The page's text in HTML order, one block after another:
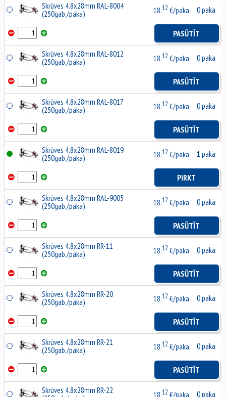
Skrūves 4.8x28mm RAL-8004
(250gab./paka)
18.12€/paka 0 paka
PASŪTĪT
Skrūves 4.8x28mm RAL-8012
(250gab./paka)
18.12€/paka 0 paka
PASŪTĪT
Skrūves 4.8x28mm RAL-8017
(250gab./paka)
18.12€/paka 0 paka
PASŪTĪT
Skrūves 4.8x28mm RAL-8019
(250gab./paka)
18.12€/paka 1 paka
PIRKT
Skrūves 4.8x28mm RAL-9005
(250gab./paka)
18.12€/paka 0 paka
PASŪTĪT
Skrūves 4.8x28mm RR-11
(250gab./paka)
18.12€/paka 0 paka
PASŪTĪT
Skrūves 4.8x28mm RR-20
(250gab./paka)
18.12€/paka 0 paka
PASŪTĪT
Skrūves 4.8x28mm RR-21
(250gab./paka)
18.12€/paka 0 paka
PASŪTĪT
Skrūves 4.8x28mm RR-22
18.12€/paka 0 paka